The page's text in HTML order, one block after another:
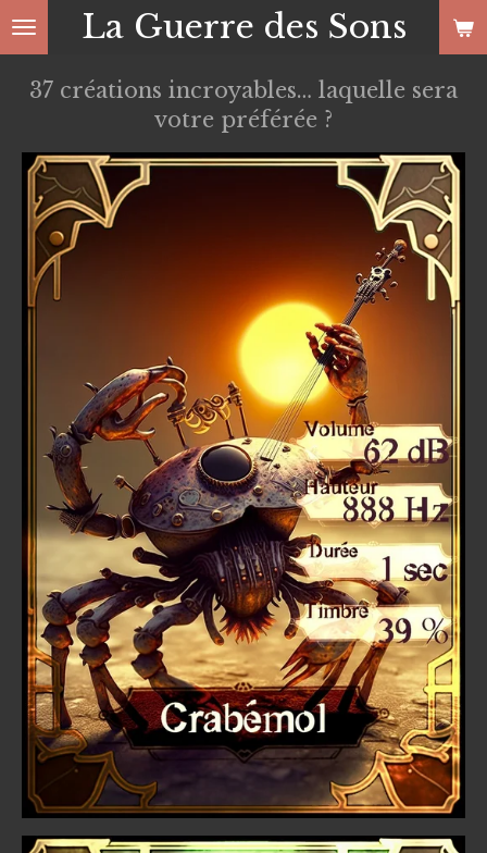
Passer
au
contenu
La Guerre des Sons
37 créations incroyables… laquelle sera
votre préférée ?